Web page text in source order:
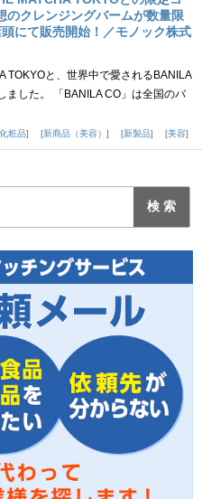
のクレンジングバームが数量限
にて販売開始！／モノック株式
TOKYOと、世界中で愛されるBANILA
ました。 「BANILA CO」は全国のバ
化粧品 新商品（美容） 新製品 美容